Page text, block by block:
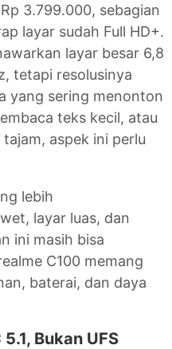
3.799.000, sebagian
layar sudah Full HD+.
layar besar 6,8
tetapi resolusinya
yang sering menonton
teks kecil, atau
aspek ini perlu
lebih
layar luas, dan
ini masih bisa
C100 memang
baterai, dan daya
Bukan UFS